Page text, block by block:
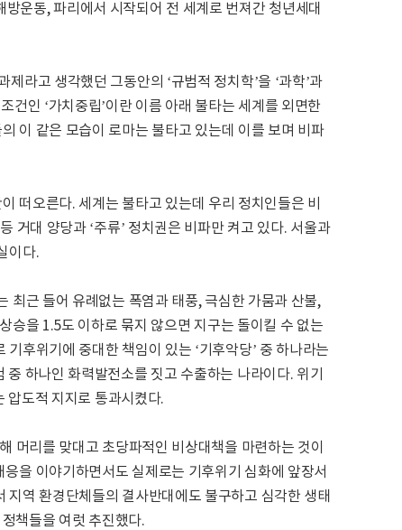
운동, 파리에서 시작되어 전 세계로 번져간 청년세대
라고 생각했던 그동안의 ‘규범적 정치학’을 ‘과학’과
건인 ‘가치중립’이란 이름 아래 불타는 세계를 외면한
이 같은 모습이 로마는 불타고 있는데 이를 보며 비파
떠오른다. 세계는 불타고 있는데 우리 정치인들은 비
거대 양당과 ‘주류’ 정치권은 비파만 켜고 있다. 서울과
이다.
최근 들어 유례없는 폭염과 태풍, 극심한 가뭄과 산불,
승을 1.5도 이하로 묶지 않으면 지구는 돌이킬 수 없는
후위기에 중대한 책임이 있는 ‘기후악당’ 중 하나라는
하나인 화력발전소를 짓고 수출하는 나라이다. 위기
압도적 지지로 통과시켰다.
머리를 맞대고 초당파적인 비상대책을 마련하는 것이
을 이야기하면서도 실제로는 기후위기 심화에 앞장서
역 환경단체들의 결사반대에도 불구하고 심각한 생태
책들을 여럿 추진했다.